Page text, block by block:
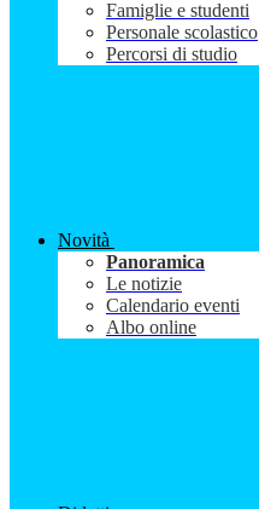
Famiglie e studenti
Personale scolastico
Percorsi di studio
Novità
Panoramica
Le notizie
Calendario eventi
Albo online